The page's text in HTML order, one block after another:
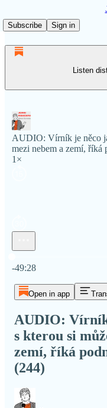
Subscribe
Sign in
Listen
AUDIO: Vírník je něco
mezi nebem a zemí, říká
1×
-49:28
Open in app
AUDIO:
s kterou si
zemí, říká
(244)